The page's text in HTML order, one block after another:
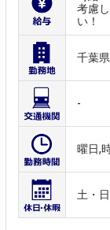
考慮
い！
千葉
-
曜日,
土・